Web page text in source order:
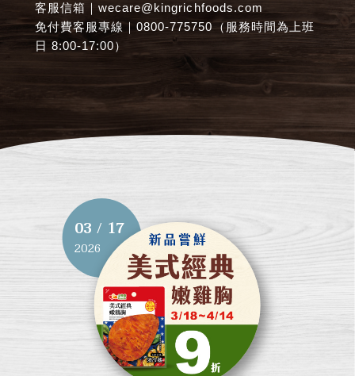
客服信箱｜wecare@kingrichfoods.com
免付費客服專線｜0800-775750（服務時間為上班
日 8:00-17:00）
03 / 17
2026